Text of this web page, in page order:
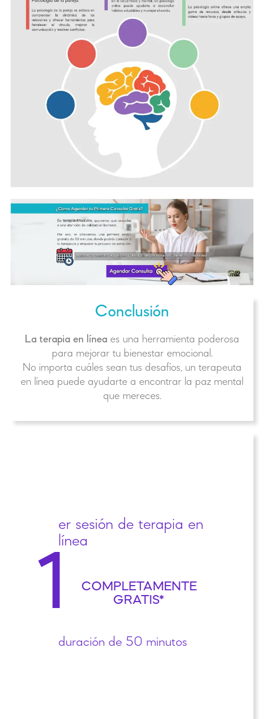
Conclusión
La terapia en línea es una herramienta poderosa
para mejorar tu bienestar emocional.
No importa cuáles sean tus desafíos, un terapeuta
en línea puede ayudarte a encontrar la paz mental
que mereces.
1
er sesión de terapia en
línea
COMPLETAMENTE
GRATIS*
duración de 50 minutos